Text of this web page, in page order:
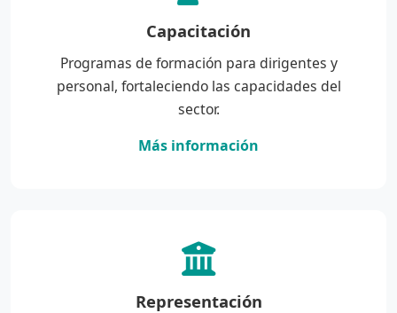
Capacitación
Programas de formación para dirigentes y
personal, fortaleciendo las capacidades del
sector.
Más información
Representación